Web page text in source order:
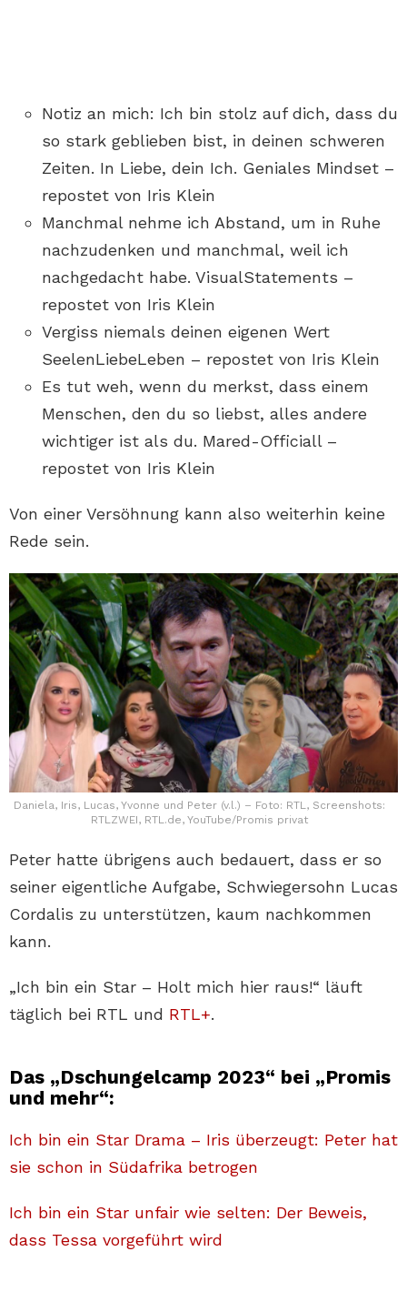
Notiz an mich: Ich bin stolz auf dich, dass du
so stark geblieben bist, in deinen schweren
Zeiten. In Liebe, dein Ich. Geniales Mindset –
repostet von Iris Klein
Manchmal nehme ich Abstand, um in Ruhe
nachzudenken und manchmal, weil ich
nachgedacht habe. VisualStatements –
repostet von Iris Klein
Vergiss niemals deinen eigenen Wert
SeelenLiebeLeben – repostet von Iris Klein
Es tut weh, wenn du merkst, dass einem
Menschen, den du so liebst, alles andere
wichtiger ist als du. Mared-Officiall –
repostet von Iris Klein
Von einer Versöhnung kann also weiterhin keine
Rede sein.
Daniela, Iris, Lucas, Yvonne und Peter (v.l.) – Foto: RTL, Screenshots:
RTLZWEI, RTL.de, YouTube/Promis privat
Peter hatte übrigens auch bedauert, dass er so
seiner eigentliche Aufgabe, Schwiegersohn Lucas
Cordalis zu unterstützen, kaum nachkommen
kann.
„Ich bin ein Star – Holt mich hier raus!“ läuft
täglich bei RTL und RTL+.
Das „Dschungelcamp 2023“ bei „Promis
und mehr“:
Ich bin ein Star Drama – Iris überzeugt: Peter hat
sie schon in Südafrika betrogen
Ich bin ein Star unfair wie selten: Der Beweis,
dass Tessa vorgeführt wird